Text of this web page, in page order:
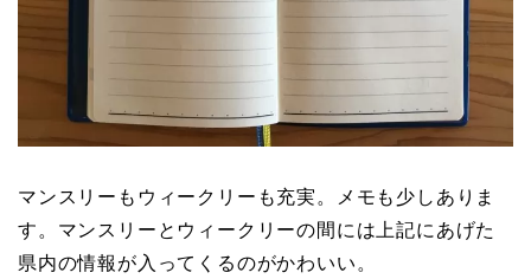
マンスリーもウィークリーも充実。メモも少しありま
す。マンスリーとウィークリーの間には上記にあげた
県内の情報が入ってくるのがかわいい。